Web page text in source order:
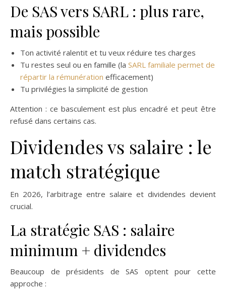
De SAS vers SARL : plus rare,
mais possible
Ton activité ralentit et tu veux réduire tes charges
Tu restes seul ou en famille (la SARL familiale permet de
répartir la rémunération efficacement)
Tu privilégies la simplicité de gestion
Attention : ce basculement est plus encadré et peut être
refusé dans certains cas.
Dividendes vs salaire : le
match stratégique
En 2026, l’arbitrage entre salaire et dividendes devient
crucial.
La stratégie SAS : salaire
minimum + dividendes
Beaucoup de présidents de SAS optent pour cette
approche :